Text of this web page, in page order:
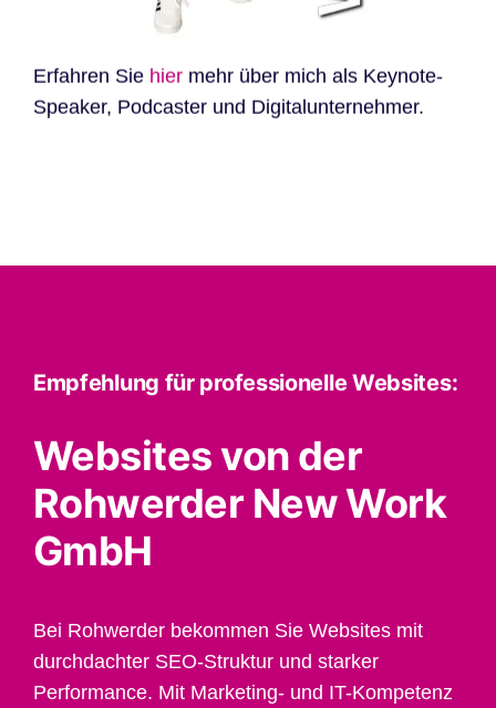
Erfahren Sie hiermehr über mich als Keynote-
Speaker, Podcaster und Digitalunternehmer.
Empfehlung für professionelle Websites:
Websites von der
Rohwerder New Work
GmbH
Bei Rohwerder bekommen Sie Websites mit
durchdachter SEO-Struktur und starker
Performance. Mit Marketing- und IT-Kompetenz